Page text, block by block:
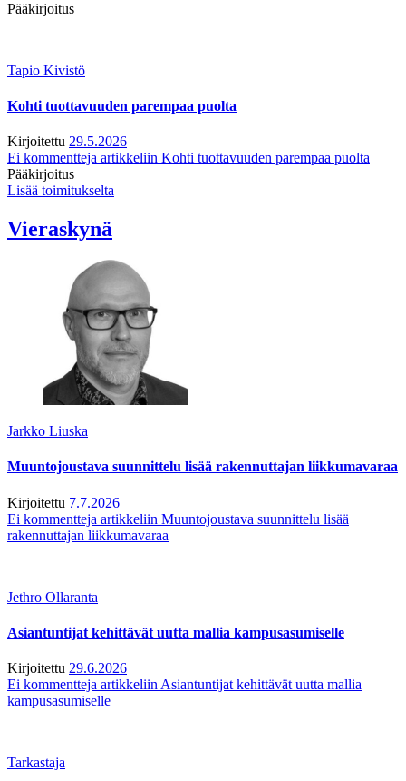
Pääkirjoitus
Tapio Kivistö
Kohti tuottavuuden parempaa puolta
Kirjoitettu 29.5.2026
Ei kommentteja artikkeliin Kohti tuottavuuden parempaa puolta
Pääkirjoitus
Lisää toimitukselta
Vieraskynä
Jarkko Liuska
Muuntojoustava suunnittelu lisää rakennuttajan liikkumavaraa
Kirjoitettu 7.7.2026
Ei kommentteja artikkeliin Muuntojoustava suunnittelu lisää
rakennuttajan liikkumavaraa
Jethro Ollaranta
Asiantuntijat kehittävät uutta mallia kampusasumiselle
Kirjoitettu 29.6.2026
Ei kommentteja artikkeliin Asiantuntijat kehittävät uutta mallia
kampusasumiselle
Tarkastaja